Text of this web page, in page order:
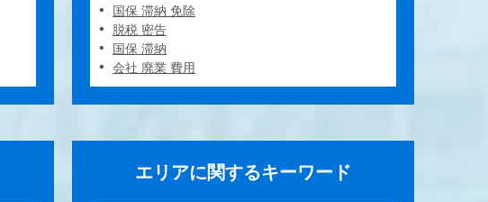
国保 滞納 免除
脱税 密告
国保 滞納
会社 廃業 費用
エリアに関するキーワード